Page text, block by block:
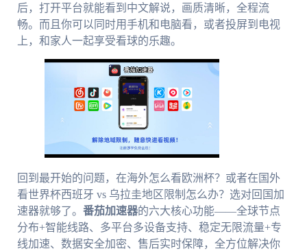
后，打开平台就能看到中文解说，画质清晰，全程流
畅。而且你可以同时用手机和电脑看，或者投屏到电视
上，和家人一起享受看球的乐趣。
回到最开始的问题，在海外怎么看欧洲杯？或者在国外
看世界杯西班牙 vs 乌拉圭地区限制怎么办？选对回国加
速器就够了。 番茄加速器的六大核心功能——全球节点
分布+智能线路、多平台多设备支持、稳定无限流量+专
线加速、数据安全加密、售后实时保障，全方位解决你